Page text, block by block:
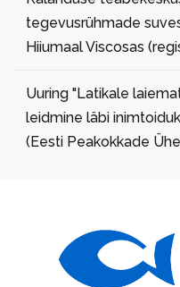
tegevusrühmade
Hiiumaal Viscosas
Uuring "Latikale
leidmine läbi
(Eesti Peakokkade